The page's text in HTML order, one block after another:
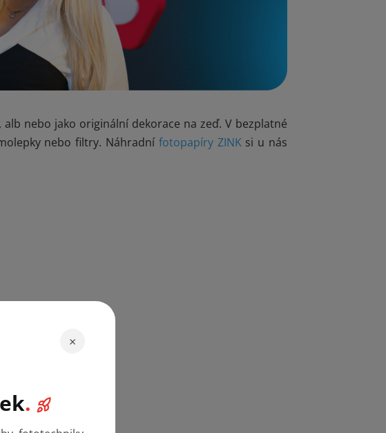
nebo jako originální dekorace na zeď. V bezplatné
nebo filtry. Náhradní fotopapíry ZINKsi u nás
.